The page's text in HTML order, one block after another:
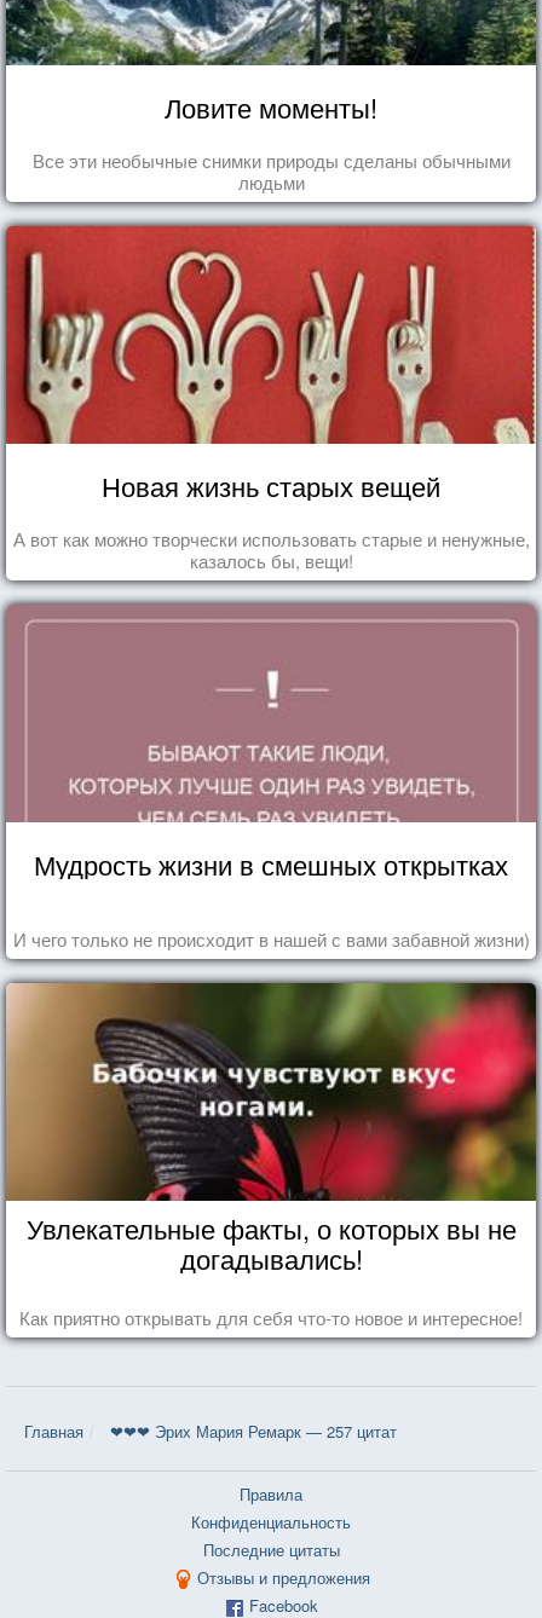
Ловите моменты!
Все эти необычные снимки природы сделаны обычными
людьми
Новая жизнь старых вещей
А вот как можно творчески использовать старые и ненужные,
казалось бы, вещи!
Мудрость жизни в смешных открытках
И чего только не происходит в нашей с вами забавной жизни)
Увлекательные факты, о которых вы не
догадывались!
Как приятно открывать для себя что-то новое и интересное!
Главная ❤❤❤ Эрих Мария Ремарк — 257 цитат
Правила
Конфиденциальность
Последние цитаты
Отзывы и предложения
Facebook